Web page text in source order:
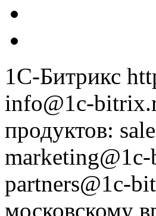
1С-Битрикс
info@1c-
продуктов:
partners@1c-
московскому